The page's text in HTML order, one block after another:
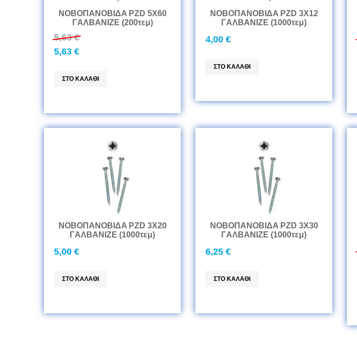
ΝΟΒΟΠANOBIΔA PZD 5Χ60
ΓAΛBANIZE (200τεμ)
5,63 €
5,63 €
ΝΟΒΟΠANOBIΔA PZD 3Χ12
ΓAΛBANIZE (1000τεμ)
4,00 €
ΝΟΒΟΠANOBIΔA PZD 3Χ20
ΓAΛBANIZE (1000τεμ)
5,00 €
ΝΟΒΟΠANOBIΔA PZD 3Χ30
ΓAΛBANIZE (1000τεμ)
6,25 €